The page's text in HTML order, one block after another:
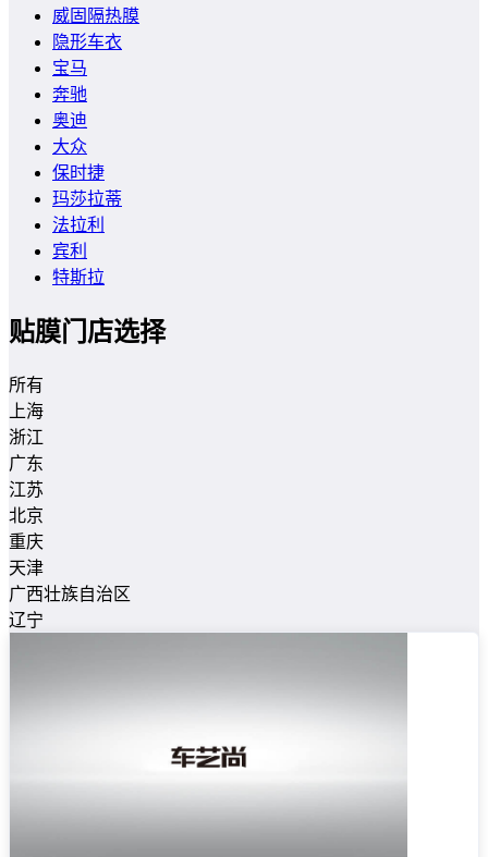
威固隔热膜
隐形车衣
宝马
奔驰
奥迪
大众
保时捷
玛莎拉蒂
法拉利
宾利
特斯拉
贴膜门店选择
所有
上海
浙江
广东
江苏
北京
重庆
天津
广西壮族自治区
辽宁